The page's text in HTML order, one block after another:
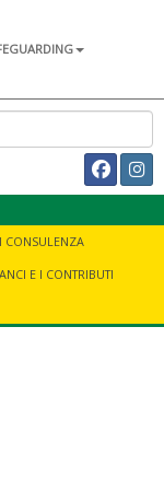
CONSULENZA
E I CONTRIBUTI